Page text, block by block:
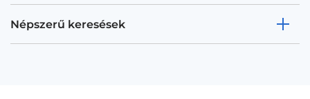
Népszerű keresések